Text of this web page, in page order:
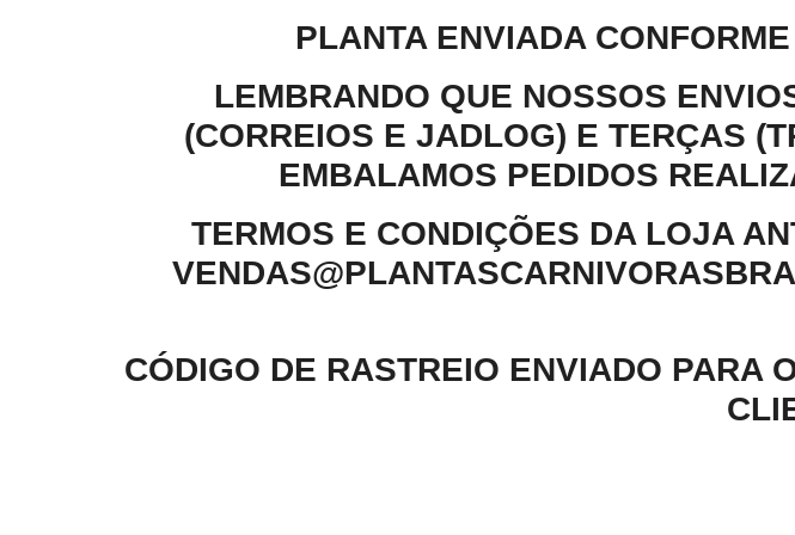
PLANTA ENVIADA
LEMBRANDO QUE NOSSOS
(CORREIOS E JADLOG) E TERÇAS
EMBALAMOS PEDIDOS
TERMOS E CONDIÇÕES DA LOJA
CÓDIGO DE RASTREIO ENVIADO PARA